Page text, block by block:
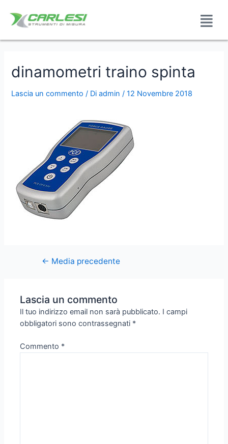
dinamometri traino spinta
Lascia un commento / Diadmin /12 Novembre 2018
← Media precedente
Lascia un commento
Il tuo indirizzo email non sarà pubblicato. I campi
obbligatori sono contrassegnati *
Commento *